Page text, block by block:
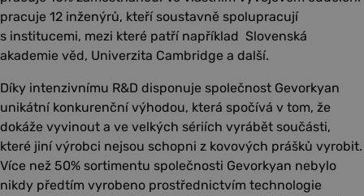
pracuje 12 inženýrů, kteří soustavně spolupracují
s institucemi, mezi které patří například Slovenská
akademie věd, Univerzita Cambridge a další.
Díky intenzivnímu R&D disponuje společnost Gevorkyan
unikátní konkurenční výhodou, která spočívá v tom, že
dokáže vyvinout a ve velkých sériích vyrábět součásti,
které jiní výrobci nejsou schopni z kovových prášků vyrobit.
Více než 50% sortimentu společnosti Gevorkyan nebylo
nikdy předtím vyrobeno prostřednictvím technologie